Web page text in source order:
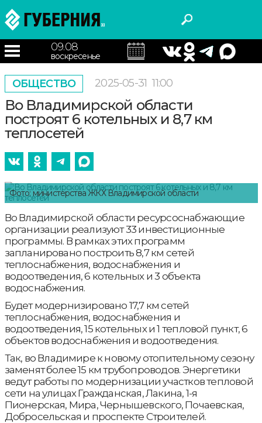
09.08
воскресенье
ОБЩЕСТВО 2025-05-31 11:00
Во Владимирской области
построят 6 котельных и 8,7 км
теплосетей
Фото: министерства ЖКХ Владимирской области
Во Владимирской области ресурсоснабжающие
организации реализуют 33 инвестиционные
программы. В рамках этих программ
запланировано построить 8,7 км сетей
теплоснабжения, водоснабжения и
водоотведения, 6 котельных и 3 объекта
водоснабжения.
Будет модернизировано 17,7 км сетей
теплоснабжения, водоснабжения и
водоотведения, 15 котельных и 1 тепловой пункт, 6
объектов водоснабжения и водоотведения.
Так, во Владимире к новому отопительному сезону
заменят более 15 км трубопроводов. Энергетики
ведут работы по модернизации участков тепловой
сети на улицах Гражданская, Лакина, 1-я
Пионерская, Мира, Чернышевского, Почаевская,
Добросельская и проспекте Строителей.